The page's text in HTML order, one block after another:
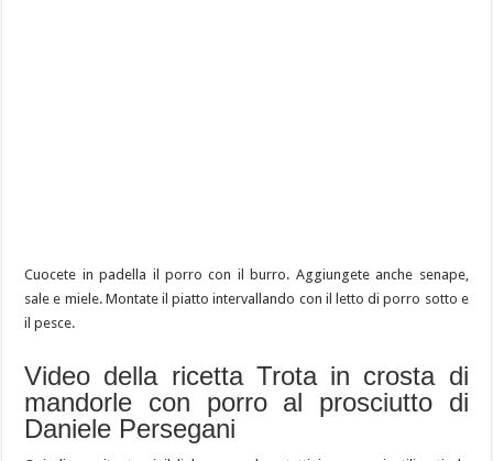
Cuocete in padella il porro con il burro. Aggiungete anche senape,
sale e miele. Montate il piatto intervallando con il letto di porro sotto e
il pesce.
Video della ricetta Trota in crosta di
mandorle con porro al prosciutto di
Daniele Persegani